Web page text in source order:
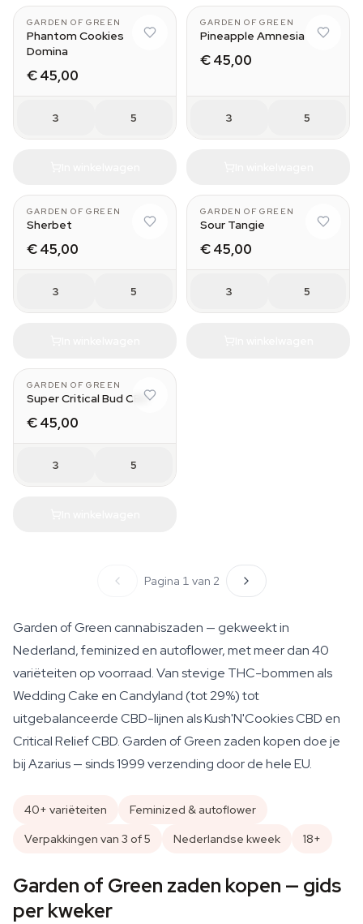
GARDEN OF GREEN
Phantom Cookies
Domina
€ 45,00
3 5
GARDEN OF GREEN
Pineapple Amnesia
€ 45,00
3 5
GARDEN OF GREEN
Sherbet
€ 45,00
3 5
GARDEN OF GREEN
Sour Tangie
€ 45,00
3 5
GARDEN OF GREEN
Super Critical Bud CBD
€ 45,00
3 5
Pagina 1 van 2
Garden of Green cannabiszaden — gekweekt in
Nederland, feminized en autoflower, met meer dan 40
variëteiten op voorraad. Van stevige THC-bommen als
Wedding Cake en Candyland (tot 29%) tot
uitgebalanceerde CBD-lijnen als Kush'N'Cookies CBD en
Critical Relief CBD. Garden of Green zaden kopen doe je
bij Azarius — sinds 1999 verzending door de hele EU.
40+ variëteiten
Feminized & autoflower
Verpakkingen van 3 of 5
Nederlandse kweek 18+
Garden of Green zaden kopen — gids
per kweker